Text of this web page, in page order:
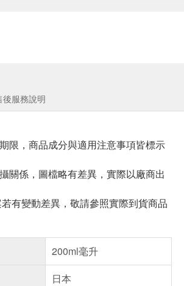
後服務說明
限，商品成分與適用注意事項皆標示
關係，圖檔略有差異，實際以廠商出
有變動差異，敬請參照實際到貨商品
200ml毫升
日本